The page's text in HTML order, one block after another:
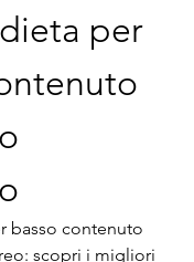
per
basso contenuto
scopri i migliori